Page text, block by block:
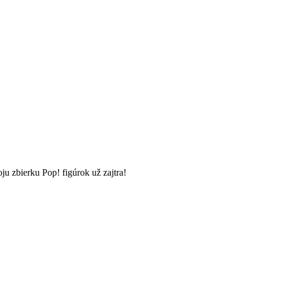
zbierku Pop! figúrok už zajtra!